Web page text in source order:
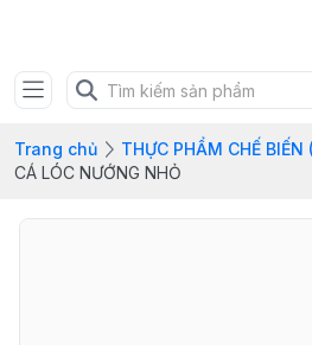
Trang chủ
THỰC PHẨM CHẾ BIẾN
CÁ LÓC NƯỚNG NHỎ